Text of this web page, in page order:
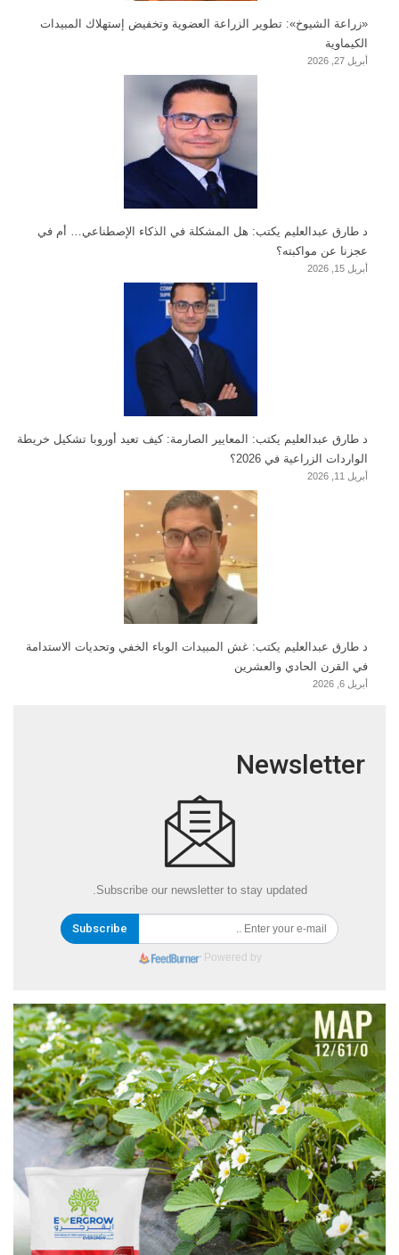
«زراعة الشيوخ»: تطوير الزراعة العضوية وتخفيض إستهلاك المبيدات
الكيماوية
أبريل 27, 2026
د طارق عبدالعليم يكتب: هل المشكلة في الذكاء الإصطناعي… أم في
عجزنا عن مواكبته؟
أبريل 15, 2026
د طارق عبدالعليم يكتب: المعايير الصارمة: كيف تعيد أوروبا تشكيل خريطة
الواردات الزراعية في 2026؟
أبريل 11, 2026
د طارق عبدالعليم يكتب: غش المبيدات الوباء الخفي وتحديات الاستدامة
في القرن الحادي والعشرين
أبريل 6, 2026
Newsletter
Subscribe our newsletter to stay updated.
Subscribe
Powered by